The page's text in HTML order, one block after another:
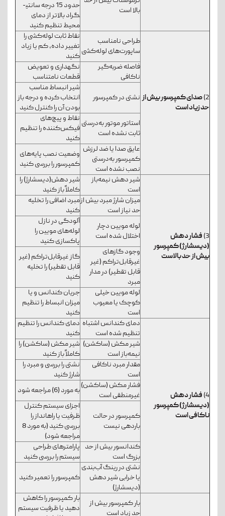
بالا است
حدود 15 درجه سانتی­
گراد بالاتر از دمای
محیط تنظیم کنید
2) صدای کمپرسور بیش از
حد زیاد است
طراحی نامناسب
ساپورت‌های لوله‌کشی
نقاط ثابت لوله‌کشی را
تغییر داده، کم یا زیاد
کنید
فاصله ضربه‌گیر
ناکافی
نگهداری و تعویض
قطعات نامتناسب
نشتی در کمپرسور
شیر انبساط مناسب
انتخاب کرده و درجه باز
بودن آن را کنترل کنید
استاتور موتور به‌درستی
ثابت نشده است
نقاط و پیچ‌های
فیکس‌کننده را تنظیم
کنید
عایق صدا یا ضد لرزش
کمپرسور به‌درستی
نصب نشده است
وضعیت نصب پایه‌های
کمپرسور را بررسی کنید
3) فشار دهش
(دیسشارژ) کمپرسور
بیش از حد بالاست
شیر دهش نیمه‌باز
است
شیر دهش(دیسشارژ) را
کاملاً باز کنید
میزان شارژ مبرد بیش از
حد نیاز است
مبرد اضافی را تخلیه
کنید
لوله مویین دچار
اختلال شده است
آلودگی در نازل
لوله‌های مویین را
پاکسازی کنید
وجود گازهای
غیرقابل‌تراکم (غیر
قابل تقطیر) در مدار
مبرد
گاز غیرقابل‌تراکم (غیر
قابل تقطیر) را تخلیه
کنید
لوله مویین خیلی
کوچک یا معیوب
است
جریان کندانس و یا
میزان انبساط را تنظیم
کنید
4) فشار دهش
(دیسشارژ) کمپرسور
ناکافی است
دمای کندانس اشتباه
تنظیم شده است
دمای کندانس را تنظیم
کنید
شیر مکش (ساکشن)
نیمه‌باز است
شیر مکش (ساکشن) را
کاملاً باز کنید
مقدار مبرد ناکافی
است
نشتی را بررسی و مبرد را
شارژ کنید
فشار مکش (ساکشن)
غیرمنطقی است
به مورد (6) مراجعه شود
کمپرسور در حالت
باردهی نیست
اجزای سیستم کنترل
ظرفیت یا راه­انداز را
بررسی کنید (به مورد 8
مراجعه شود)
کندانسور بیش از حد
بزرگ است
پارامترهای طراحی
سیستم را بررسی کنید
نشتی در رینگ آب‌بندی
یا خرابی شیر دهش
(دیسشارژ)
کمپرسور را تعمیر کنید
بار کمپرسور بیش از
حد زیاد است
بار کمپرسور را کاهش
دهید یا ظرفیت سیستم